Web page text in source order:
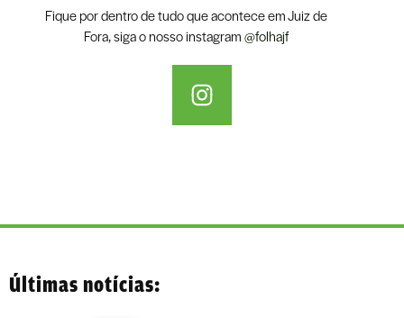
Fique por dentro de tudo que acontece em Juiz de
Fora, siga o nosso instagram@folhajf
Últimas notícias: